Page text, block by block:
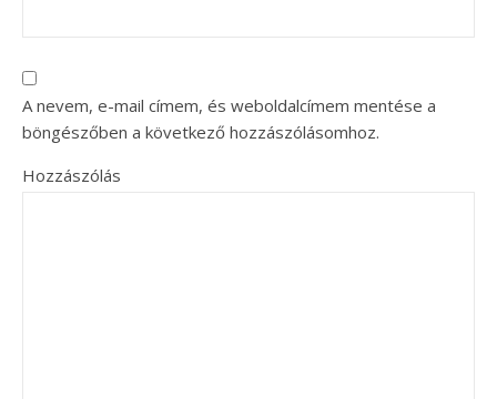
A nevem, e-mail címem, és weboldalcímem mentése a
böngészőben a következő hozzászólásomhoz.
Hozzászólás